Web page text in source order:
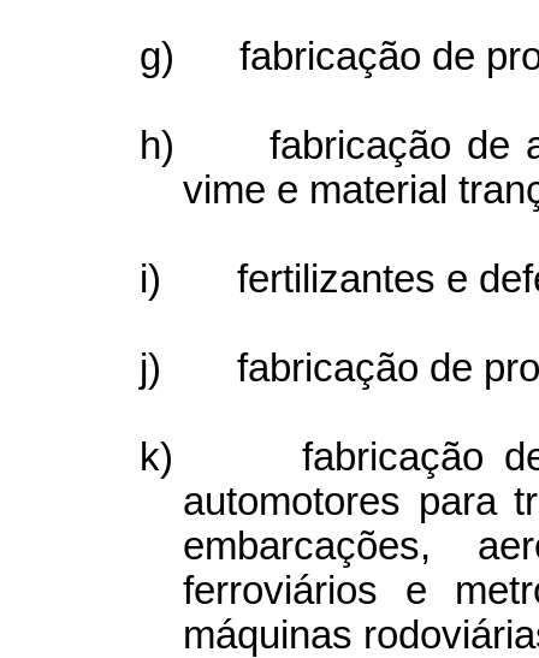
g) fabricação de
h)
fabricação de
vime e material
i) fertilizantes e
j) fabricação de
k)
fabricação
automotores para
embarcações,
ferroviários e
máquinas